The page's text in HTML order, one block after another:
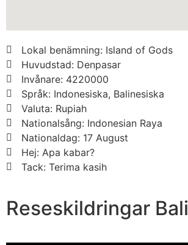
Lokal benämning: Island of Gods
Huvudstad: Denpasar
Invånare: 4220000
Språk: Indonesiska, Balinesiska
Valuta: Rupiah
Nationalsång: Indonesian Raya
Nationaldag: 17 August
Hej: Apa kabar?
Tack: Terima kasih
Reseskildringar Bali